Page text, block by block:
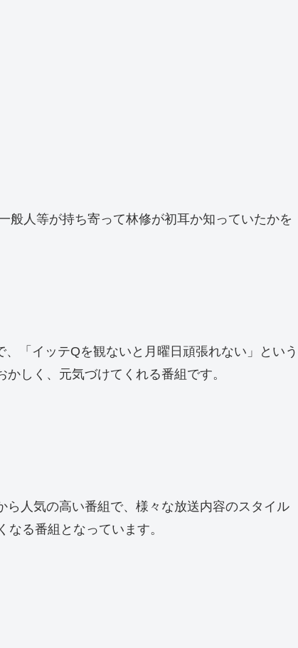
般人等が持ち寄って林修が初耳か知っていたかを
「イッテQを観ないと月曜日頑張れない」という
しく、元気づけてくれる番組です。
ら人気の高い番組で、様々な放送内容のスタイル
る番組となっています。